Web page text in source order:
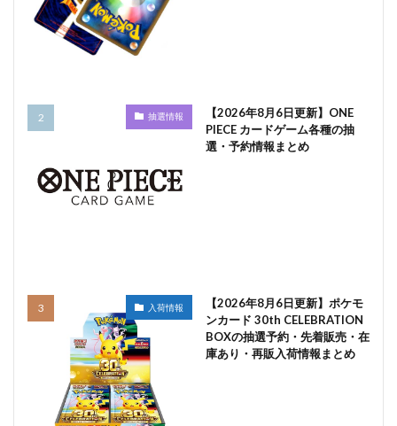
抽選情報
【2026年8月6日更新】ONE
PIECE カードゲーム各種の抽
選・予約情報まとめ
入荷情報
【2026年8月6日更新】ポケモ
ンカード 30th CELEBRATION
BOXの抽選予約・先着販売・在
庫あり・再販入荷情報まとめ